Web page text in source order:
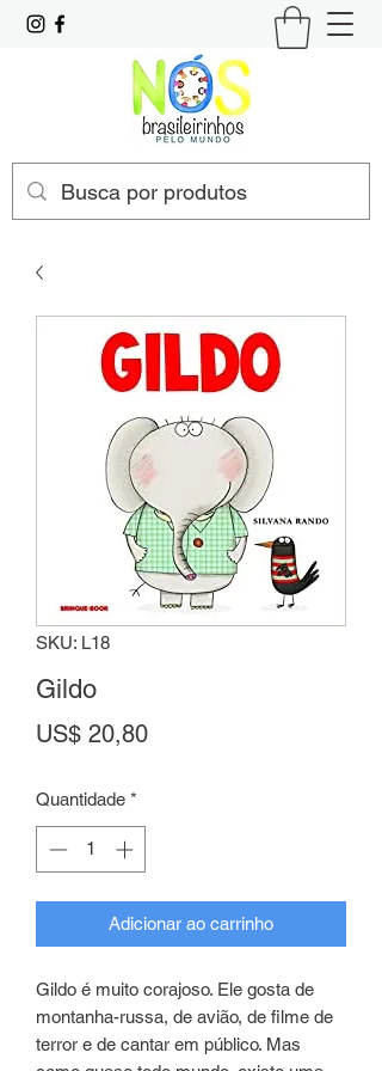
SKU: L18
Gildo
US$ 20,80Preço
Quantidade *
Adicionar ao carrinho
Gildo é muito corajoso. Ele gosta de
montanha-russa, de avião, de filme de
terror e de cantar em público. Mas